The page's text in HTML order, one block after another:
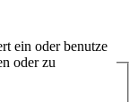
ein oder benutze
oder zu